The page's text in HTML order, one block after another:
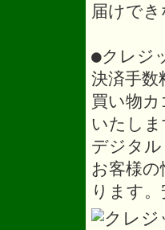
届けで
●クレジ
決済手数
買い物
いたし
デジタ
お客様
ります